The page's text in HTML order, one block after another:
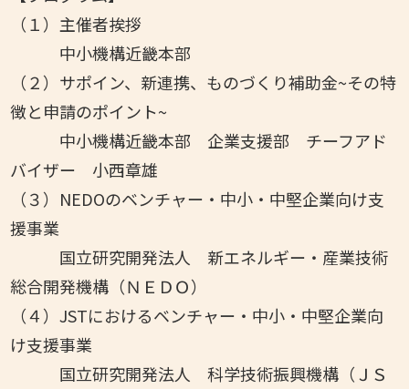
（１）主催者挨拶
中小機構近畿本部
（２）サポイン、新連携、ものづくり補助金~その特
徴と申請のポイント~
中小機構近畿本部 企業支援部 チーフアド
バイザー 小西章雄
（３） NEDOのベンチャー・中小・中堅企業向け支
援事業
国立研究開発法人 新エネルギー・産業技術
総合開発機構 （ＮＥＤＯ）
（４）JSTにおけるベンチャー・中小・中堅企業向
け支援事業
国立研究開発法人 科学技術振興機構（ＪＳ